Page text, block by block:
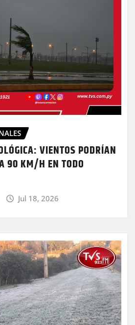
VIENTOS PODRÍAN
90 KM/H EN TODO
Jul 18, 2026